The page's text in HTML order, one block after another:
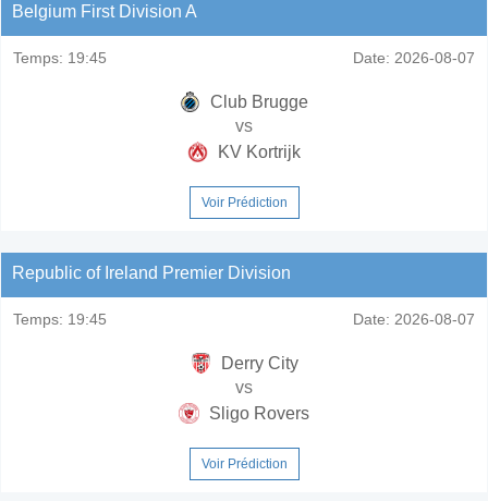
Belgium First Division A
Temps: 19:45 Date: 2026-08-07
Club Brugge
vs
KV Kortrijk
Voir Prédiction
Republic of Ireland Premier Division
Temps: 19:45 Date: 2026-08-07
Derry City
vs
Sligo Rovers
Voir Prédiction